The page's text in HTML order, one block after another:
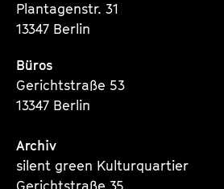
Plantagenstr. 31
13347 Berlin
Büros
Gerichtstraße 53
13347 Berlin
Archiv
silent green Kulturquartier
Gerichtstraße 35